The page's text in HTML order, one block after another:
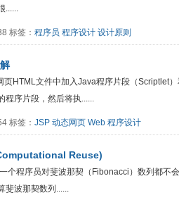
......
标签： 程序员 程序设计 设计原则
页HTML文件中加入Java程序片段（Scriptlet
程序片段，然后将执......
标签： JSP 动态网页 Web 程序设计
Reuse)
个程序员对斐波那契（Fibonacci）数列都不
斐波那契数列......